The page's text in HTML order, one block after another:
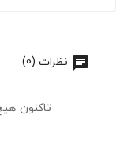
نظرات (0)
تاکنون